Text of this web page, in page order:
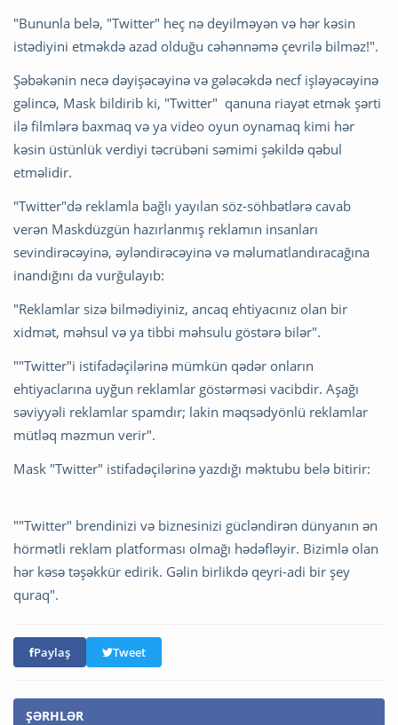
"Bununla belə, "Twitter" heç nə deyilməyən və hər kəsin
istədiyini etməkdə azad olduğu cəhənnəmə çevrilə bilməz!".
Şəbəkənin necə dəyişəcəyinə və gələcəkdə necf işləyəcəyinə
gəlincə, Mask bildirib ki, "Twitter" qanuna riayət etmək şərti
ilə filmlərə baxmaq və ya video oyun oynamaq kimi hər
kəsin üstünlük verdiyi təcrübəni səmimi şəkildə qəbul
etməlidir.
"Twitter"də reklamla bağlı yayılan söz-söhbətlərə cavab
verən Maskdüzgün hazırlanmış reklamın insanları
sevindirəcəyinə, əyləndirəcəyinə və məlumatlandıracağına
inandığını da vurğulayıb:
"Reklamlar sizə bilmədiyiniz, ancaq ehtiyacınız olan bir
xidmət, məhsul və ya tibbi məhsulu göstərə bilər".
""Twitter"i istifadəçilərinə mümkün qədər onların
ehtiyaclarına uyğun reklamlar göstərməsi vacibdir. Aşağı
səviyyəli reklamlar spamdır; lakin məqsədyönlü reklamlar
mütləq məzmun verir".
Mask "Twitter" istifadəçilərinə yazdığı məktubu belə bitirir:
""Twitter" brendinizi və biznesinizi gücləndirən dünyanın ən
hörmətli reklam platforması olmağı hədəfləyir. Bizimlə olan
hər kəsə təşəkkür edirik. Gəlin birlikdə qeyri-adi bir şey
quraq".
Paylaş Tweet
ŞƏRHLƏR